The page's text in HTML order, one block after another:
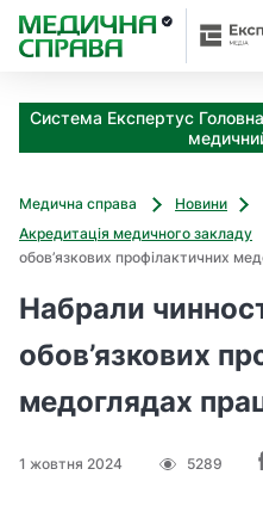
Система Експертус
Медична справа
Новини
Акредитація медичного закладу
обов’язкових профілактичних
Набрали
обов’язкових
медоглядах
1 жовтня 2024 5289
З
а
к
з
д
м
о
ж